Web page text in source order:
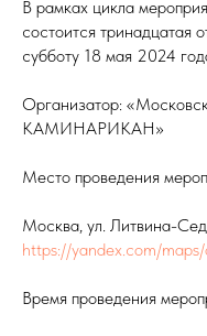
В рамках цикла
состоится тринадцатая
субботу 18 мая 2024
Организатор:
КАМИНАРИКАН»
Место проведения
Москва, ул. Литвина-
https://yandex.com/
Время проведения